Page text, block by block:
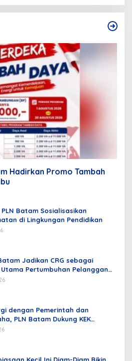
Hadirkan Promo Tambah
Batam Sosialisasikan
di Lingkungan Pendidikan
Jadikan CRG sebagai
Utama Pertumbuhan Pelanggan
Infrastruktur
dengan Pemerintah dan
PLN Batam Dukung KEK
Sauh sebagai Hub Energi Baru
Kecil Ini Diam-Diam Bikin